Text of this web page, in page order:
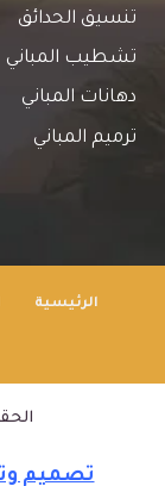
تنسيق الحدائق
تشطيب المباني
دهانات المباني
ترميم المباني
الرئيسية
تصميم